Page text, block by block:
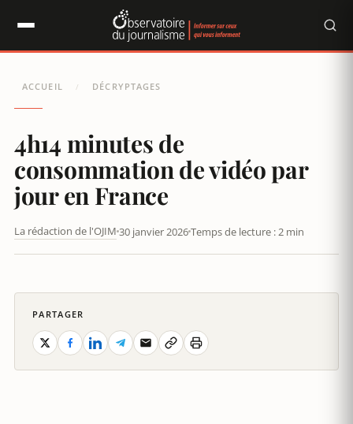
ACCUEIL / DÉCRYPTAGES
4h14 minutes de
consommation de vidéo par
jour en France
La rédaction de l'OJIM 30 janvier 2026Temps de lecture : 2 min
PARTAGER
Panneau de gestion des cookies